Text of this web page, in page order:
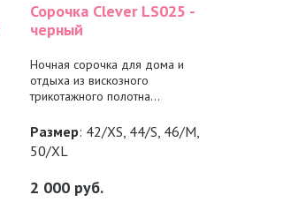
Сорочка Clever LS025 -
черный
Ночная сорочка для дома и
отдыха из вискозного
трикотажного полотна...
Размер: 42/XS, 44/S, 46/M,
50/XL
2 000руб.